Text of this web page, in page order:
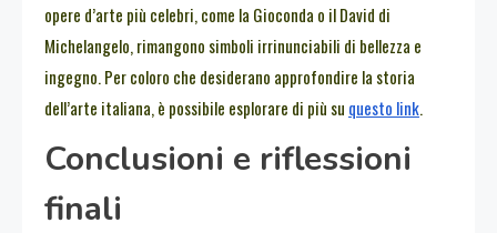
opere d’arte più celebri, come la Gioconda o il David di
Michelangelo, rimangono simboli irrinunciabili di bellezza e
ingegno. Per coloro che desiderano approfondire la storia
dell’arte italiana, è possibile esplorare di più su questo link.
Conclusioni e riflessioni
finali